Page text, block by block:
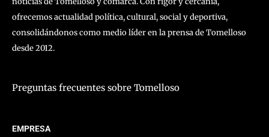
ofrecemos actualidad política, cultural, social y deportiva,
consolidándonos como medio líder en la prensa de Tomelloso
desde 2012.
Preguntas frecuentes sobre Tomelloso
EMPRESA